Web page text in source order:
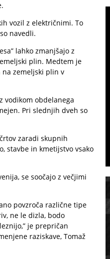
vozil z električnimi. To
navedli.
lahko zmanjšajo z
plin. Medtem je
na zemeljski plin v
vodikom obdelanega
Pri slednjih dveh so
zaradi skupnih
stavbe in kmetijstvo vsako
se soočajo z večjimi
povzroča različne tipe
ne le dizla, bodo
je prepričan
raziskave, Tomaž